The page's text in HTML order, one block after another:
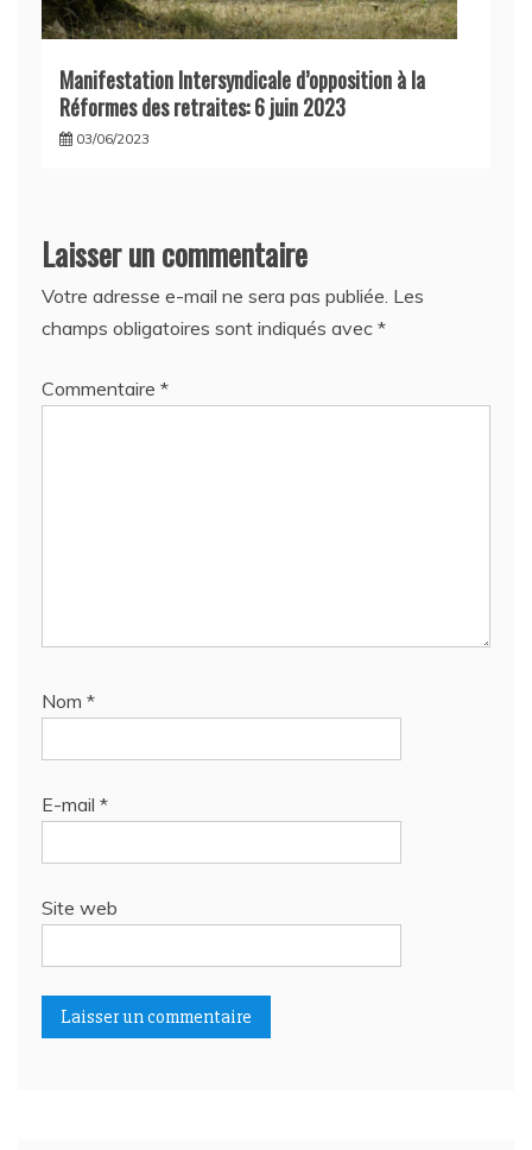
Manifestation Intersyndicale d’opposition à la
Réformes des retraites: 6 juin 2023
03/06/2023
Laisser un commentaire
Votre adresse e-mail ne sera pas publiée. Les
champs obligatoires sont indiqués avec *
Commentaire *
Nom *
E-mail *
Site web